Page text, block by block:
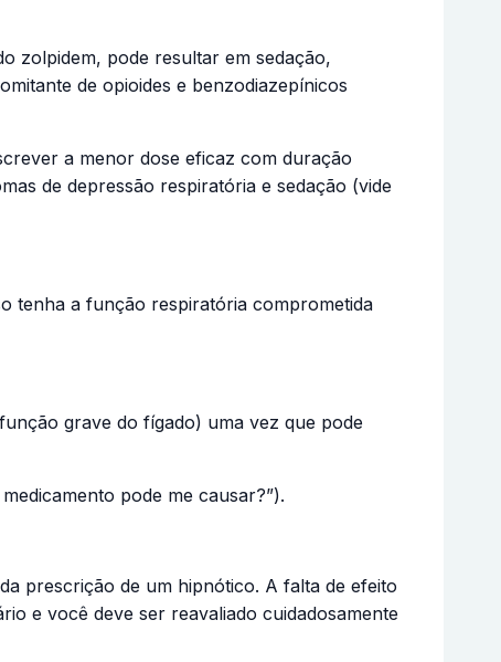
zolpidem, pode resultar em sedação,
de opioides e benzodiazepínicos
a menor dose eficaz com duração
de depressão respiratória e sedação (vide
tenha a função respiratória comprometida
grave do fígado) uma vez que pode
pode me causar?”).
prescrição de um hipnótico. A falta de efeito
e você deve ser reavaliado cuidadosamente